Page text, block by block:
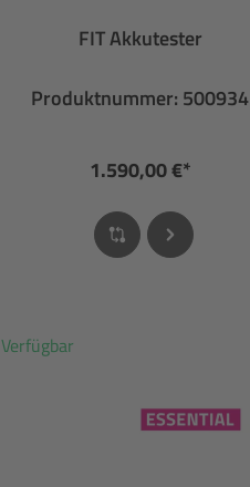
FIT Akkutester
Produktnummer: 500934
1.590,00 €*
Verfügbar